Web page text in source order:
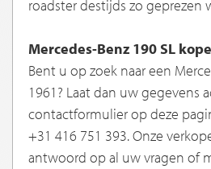
roadster destijds zo geprezen
Mercedes-Benz 190 SL
Bent u op zoek naar een
1961? Laat dan uw gegevens
contactformulier op deze
+31 416 751 393. Onze
antwoord op al uw vragen of